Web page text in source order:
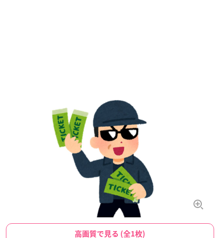
高画質で見る (全1枚)